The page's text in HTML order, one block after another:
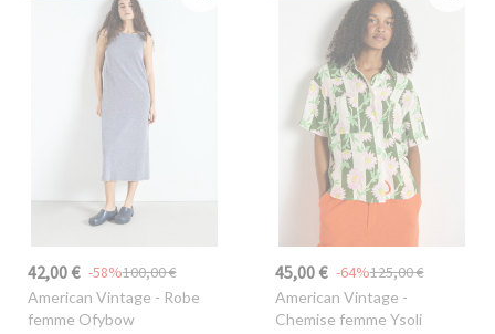
42,00 € 100,00 €
-58%
American Vintage - Robe
femme Ofybow
45,00 € 125,00 €
-64%
American Vintage -
Chemise femme Ysoli